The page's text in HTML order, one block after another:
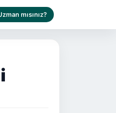
mısınız?